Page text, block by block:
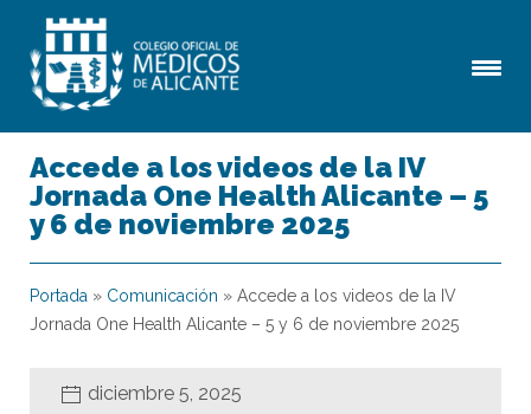
Accede a los videos de la IV
Jornada One Health Alicante – 5
y 6 de noviembre 2025
Portada » Comunicación » Accede a los videos de la IV
Jornada One Health Alicante – 5 y 6 de noviembre 2025
diciembre 5, 2025